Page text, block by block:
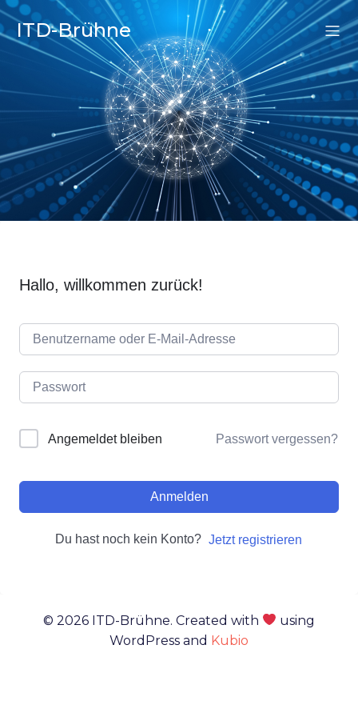
ITD-Brühne
Hallo, willkommen zurück!
Angemeldet bleiben Passwort vergessen?
Anmelden
Du hast noch kein Konto? Jetzt registrieren
© 2026 ITD-Brühne. Created with
using
WordPress and Kubio